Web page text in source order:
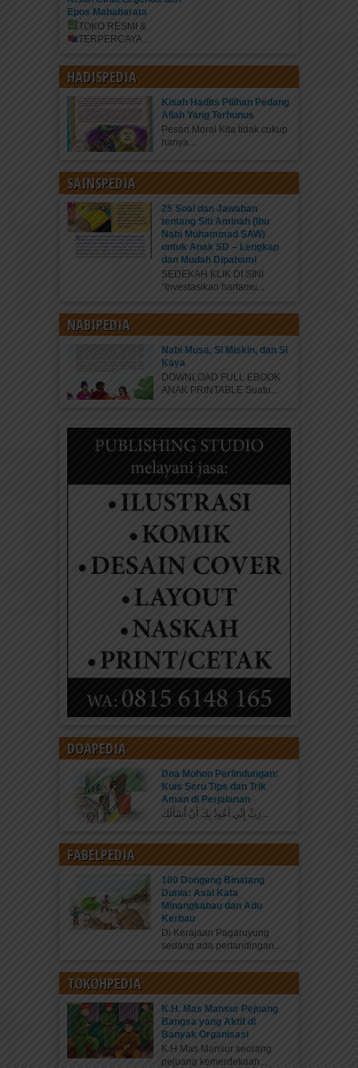
Epos Mahabarata
TOKO RESMI &
TERPERCAYA
HADISPEDIA
Kisah Hadits Pilihan Pedang
Allah Yang Terhunus
Pesan Moral Kita tidak cukup
hanya...
SAINSPEDIA
25 Soal dan Jawaban
tentang Siti Aminah (Ibu
Nabi Muhammad SAW)
untuk Anak SD – Lengkap
dan Mudah Dipahami
SEDEKAH KLIK DI SINI
“Investasikan hartamu...
NABIPEDIA
Nabi Musa, Si Miskin, dan Si
Kaya
DOWNLOAD FULL EBOOK
ANAK PRINTABLE Suatu...
DOAPEDIA
Doa Mohon Perlindungan:
Kuis Seru Tips dan Trik
Aman di Perjalanan
FABELPEDIA
100 Dongeng Binatang
Dunia: Asal Kata
Minangkabau dan Adu
Kerbau
Di Kerajaan Pagaruyung
sedang ada pertandingan...
TOKOHPEDIA
K.H. Mas Mansur Pejuang
Bangsa yang Aktif di
Banyak Organisasi
K.H Mas Mansur seorang
pejuang kemerdekaan...